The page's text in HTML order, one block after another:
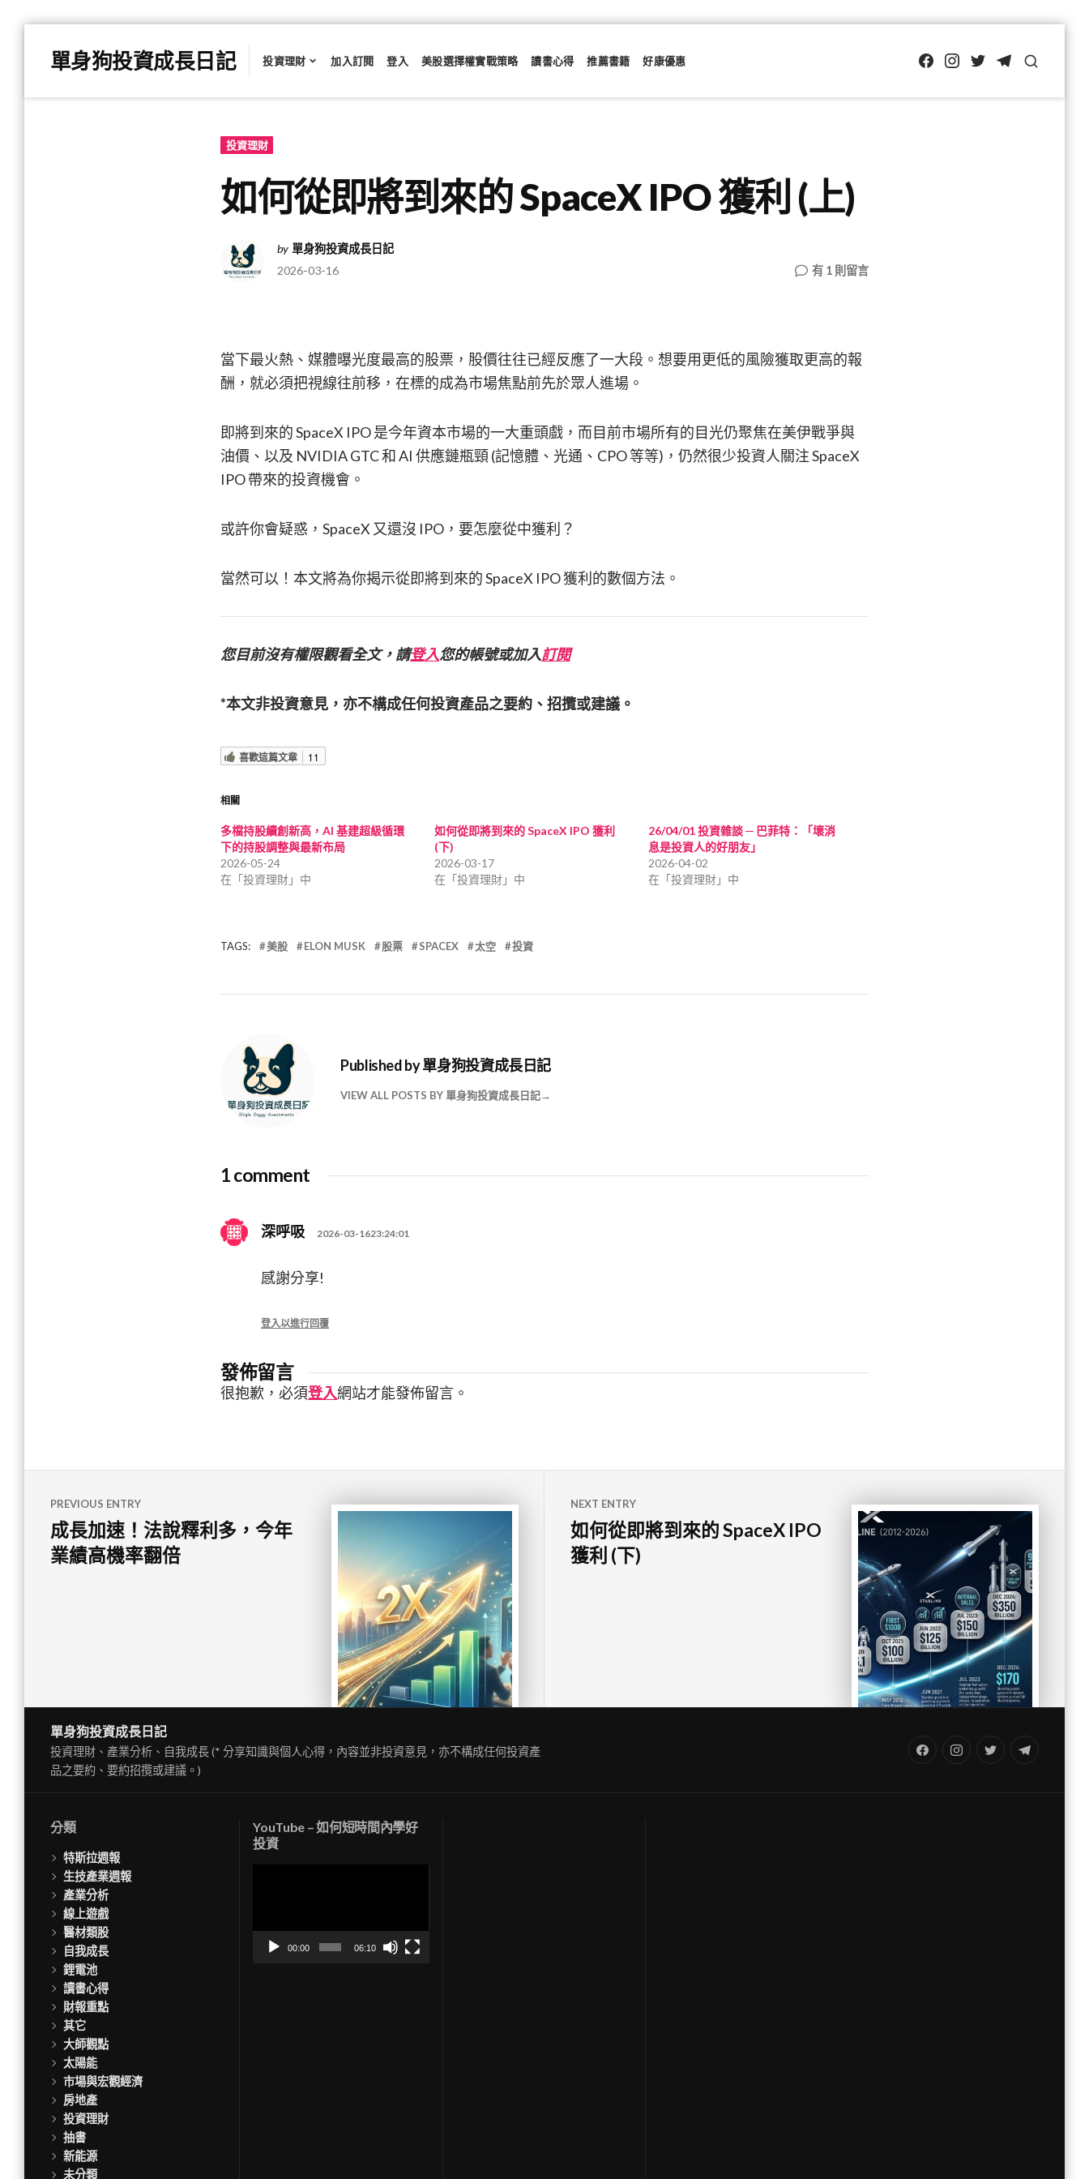
單身狗投資成長日記 投資理財 加入訂閱 登入 美股選擇權實戰策略 讀書心得 推薦書籍 好康優惠 FB IG Twitter
TG
投資理財
如何從即將到來的 SpaceX IPO 獲利 (上)
by 單身狗投資成長日記
2026-03-16
在
將
SpaceX
IPO
有 1 則留言
當下最火熱、媒體曝光度最高的股票，股價往往已經反應了一大段。想要用更低的風險獲取更高的報
酬，就必須把視線往前移，在標的成為市場焦點前先於眾人進場。
即將到來的 SpaceX IPO 是今年資本市場的一大重頭戲，而目前市場所有的目光仍聚焦在美伊戰爭與
油價、以及 NVIDIA GTC 和 AI 供應鏈瓶頸 (記憶體、光通、CPO 等等)，仍然很少投資人關注 SpaceX
IPO 帶來的投資機會。
或許你會疑惑，SpaceX 又還沒 IPO，要怎麼從中獲利？
當然可以！本文將為你揭示從即將到來的 SpaceX IPO 獲利的數個方法。
您目前沒有權限觀看全文，請登入您的帳號或加入訂閱
*本文非投資意見，亦不構成任何投資產品之要約、招攬或建議。
喜歡這篇文章 11
相關
多檔持股續創新高，AI 基建超級循環
下的持股調整與最新布局
2026-05-24
在「投資理財」中
如何從即將到來的 SpaceX IPO 獲利
(下)
2026-03-17
在「投資理財」中
26/04/01 投資雜談 ─ 巴菲特：「壞消
息是投資人的好朋友」
2026-04-02
在「投資理財」中
TAGS: 美股 ELON MUSK 股票 SPACEX 太空 投資
Published by單身狗投資成長日記
VIEW ALL POSTS BY 單身狗投資成長日記
1 comment
深呼吸 2026-03-1623:24:01
感謝分享!
登入以進行回覆
發佈留言
很抱歉，必須登入網站才能發佈留言。
PREVIOUS ENTRY
成長加速！法說釋利多，今年
業績高機率翻倍
NEXT ENTRY
如何從即將到來的 SpaceX IPO
獲利 (下)
單身狗投資成長日記
投資理財、產業分析、自我成長 (* 分享知識與個人心得，內容並非投資意見，亦不構成任何投資產
品之要約、要約招攬或建議。)
分類
特斯拉週報
生技產業週報
產業分析
線上遊戲
醫材類股
自我成長
鋰電池
讀書心得
財報重點
其它
大師觀點
太陽能
市場與宏觀經濟
房地產
投資理財
抽書
新能源
未分類
YouTube – 如何短時間內學好
投資
放
00:00 06:10